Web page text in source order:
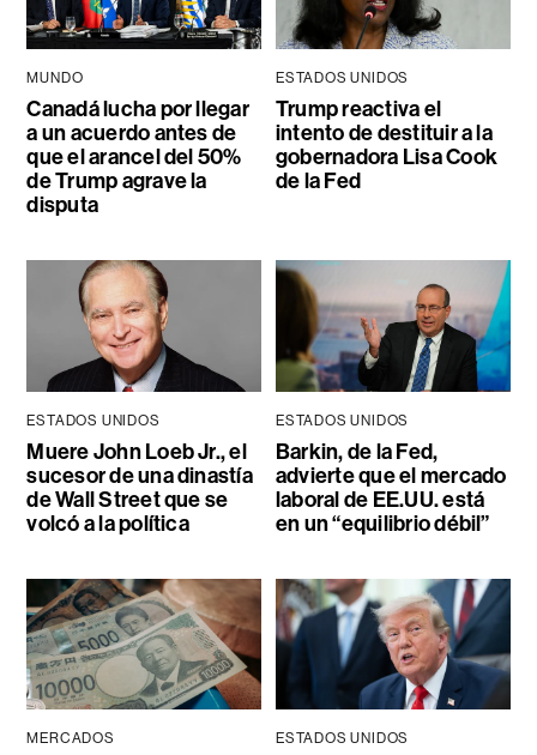
MUNDO
Canadá lucha por llegar
a un acuerdo antes de
que el arancel del 50%
de Trump agrave la
disputa
ESTADOS UNIDOS
Trump reactiva el
intento de destituir a la
gobernadora Lisa Cook
de la Fed
ESTADOS UNIDOS
Muere John Loeb Jr., el
sucesor de una dinastía
de Wall Street que se
volcó a la política
ESTADOS UNIDOS
Barkin, de la Fed,
advierte que el mercado
laboral de EE.UU. está
en un “equilibrio débil”
MERCADOS ESTADOS UNIDOS